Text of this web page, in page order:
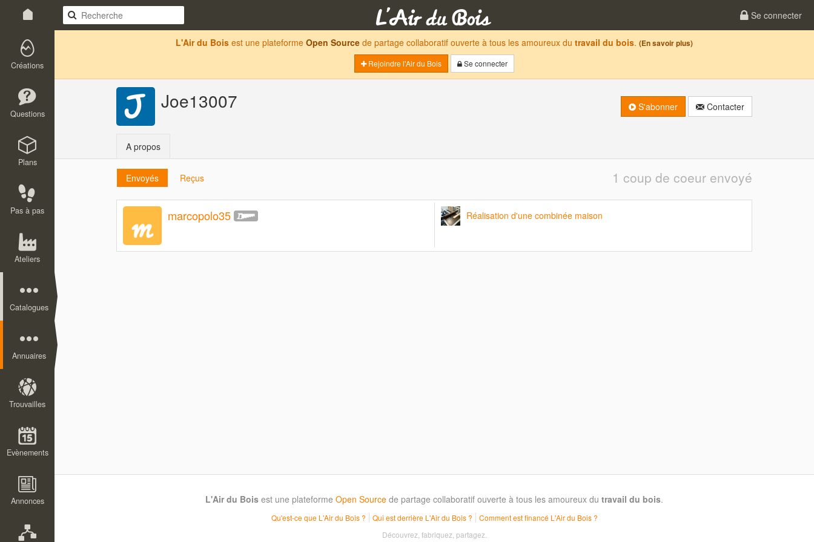
Se connecter
Créations
Questions
Plans
Pas à pas
Ateliers
Catalogues
Annuaires
Trouvailles
Evènements
Annonces
L'Air du Bois est une plateforme Open Source de partage collaboratif ouverte à tous les amoureux du travail du bois. (En savoir plus)
Rejoindre l'Air du Bois
Se connecter
Joe13007 S'abonner Contacter
A propos
Envoyés Reçus 1 coup de coeur envoyé
marcopolo35 Réalisation d'une combinée maison
L'Air du Bois est une plateforme Open Source de partage collaboratif ouverte à tous les amoureux du travail du bois.
Qu'est-ce que L'Air du Bois ? Qui est derrière L'Air du Bois ?
Comment est financé L'Air du Bois ?
Découvrez, fabriquez, partagez.